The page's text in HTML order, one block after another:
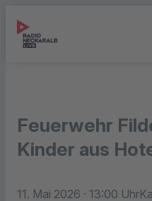
Feuerwehr
Kinder aus
11. Mai 2026 · 13:00 Uhr